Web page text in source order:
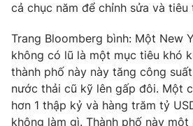
cả chục năm để chỉnh sửa và tiêu
Trang Bloomberg bình: Một New
không có lũ là một mục tiêu khó
thành phố này này tăng công
nước thải cũ kỹ lên gấp đôi. Một
hơn 1 thập kỷ và hàng trăm tỷ
không làm gì. Thành phố này